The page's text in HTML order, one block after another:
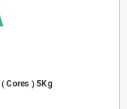
Cores ) 5Kg